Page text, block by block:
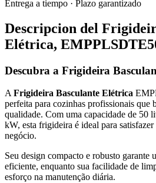
Entrega a tiempo · Plazo garantizado
Descripcion del
Elétrica,
Descubra a Frigideira
AFrigideira Basculante Elétrica
perfeita para cozinhas profissionais que
qualidade. Com uma capacidade de 50
kW, esta frigideira é ideal para satisfazer
negócio.
Seu design compacto e robusto garante
eficiente, enquanto sua facilidade de
esforço na manutenção diária.